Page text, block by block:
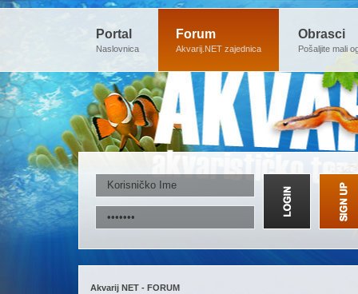
Portal
Naslovnica
Forum
Akvarij.NET zajednica
Obrasci
Pošaljite mali
Akvarij NET - FORUM